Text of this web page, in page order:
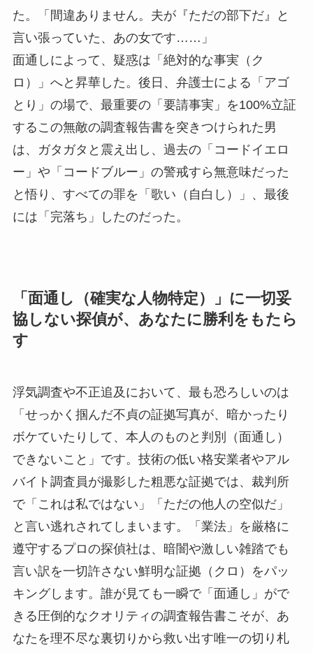
た。「間違ありません。夫が『ただの部下だ』と
言い張っていた、あの女です……」
面通しによって、疑惑は「絶対的な事実（ク
ロ）」へと昇華した。後日、弁護士による「アゴ
とり」の場で、最重要の「要請事実」を100%立証
するこの無敵の調査報告書を突きつけられた男
は、ガタガタと震え出し、過去の「コードイエロ
ー」や「コードブルー」の警戒すら無意味だった
と悟り、すべての罪を「歌い（自白し）」、最後
には「完落ち」したのだった。
「面通し（確実な人物特定）」に一切妥
協しない探偵が、あなたに勝利をもたら
す
浮気調査や不正追及において、最も恐ろしいのは
「せっかく掴んだ不貞の証拠写真が、暗かったり
ボケていたりして、本人のものと判別（面通し）
できないこと」です。技術の低い格安業者やアル
バイト調査員が撮影した粗悪な証拠では、裁判所
で「これは私ではない」「ただの他人の空似だ」
と言い逃れされてしまいます。「業法」を厳格に
遵守するプロの探偵社は、暗闇や激しい雑踏でも
言い訳を一切許さない鮮明な証拠（クロ）をパッ
キングします。誰が見ても一瞬で「面通し」がで
きる圧倒的なクオリティの調査報告書こそが、あ
なたを理不尽な裏切りから救い出す唯一の切り札